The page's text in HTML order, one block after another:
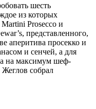
шесть
из которых
Prosecco и
представленного,
аперитива просекко и
и сенчей, а для
на максимум шеф-
собрал